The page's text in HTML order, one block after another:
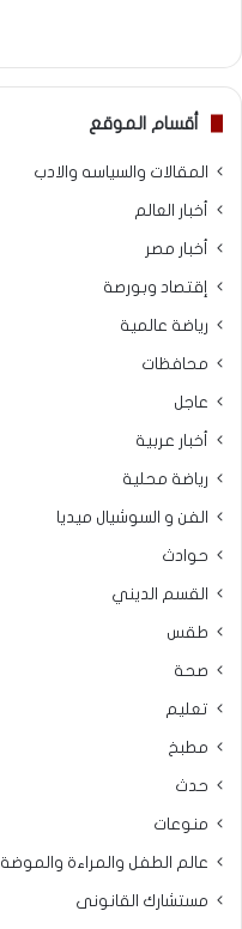
أقسام الموقع
المقالات والسياسه والادب
أخبار العالم
أخبار مصر
إقتصاد وبورصة
رياضة عالمية
محافظات
عاجل
أخبار عربية
رياضة محلية
الفن و السوشيال ميديا
حوادث
القسم الديني
طقس
صحة
تعليم
مطبخ
حدث
منوعات
عالم الطفل والمراءة والموضة
مستشارك القانونى